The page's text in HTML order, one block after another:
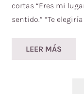
cortas “Eres mi
sentido.” “Te
LEER MÁS